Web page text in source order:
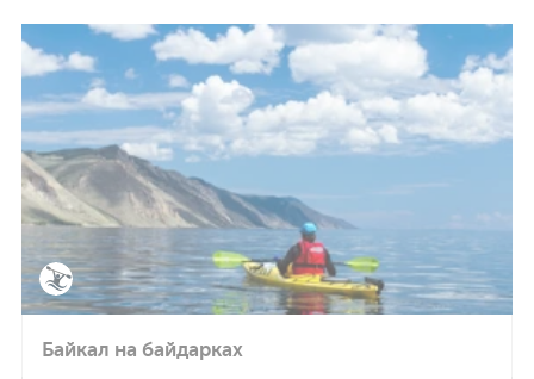
Байкал на байдарках